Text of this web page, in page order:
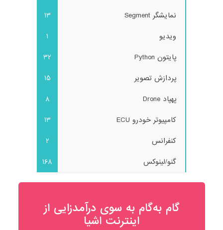
نمایشگر Segment
13
ویدیو
1
پایتون Python
32
پردازش تصویر
15
پهپاد Drone
8
کامپیوتر خودرو ECU
13
کنفرانس
2
گنو/لینوکس
168
گام به‌گام به‌ سوی درآمدزایی از
اینترنت اشیا